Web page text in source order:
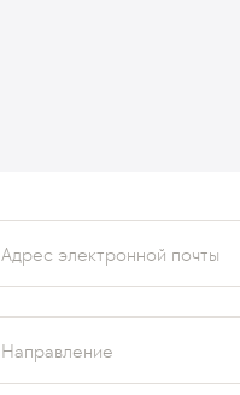
Адрес электронной почты
Направление